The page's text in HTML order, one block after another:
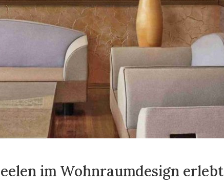
im Wohnraumdesign erlebt